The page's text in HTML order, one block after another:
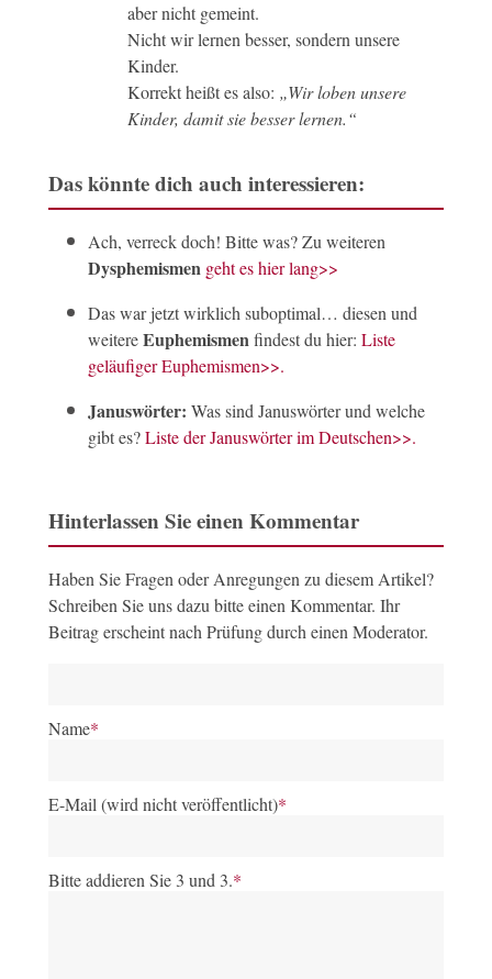
aber nicht gemeint.
Nicht wir lernen besser, sondern unsere
Kinder.
Korrekt heißt es also: „Wir loben unsere
Kinder, damit sie besser lernen.“
Das könnte dich auch interessieren:
Ach, verreck doch! Bitte was? Zu weiteren
Dysphemismen geht es hier lang>>
Das war jetzt wirklich suboptimal… diesen und
weitereEuphemismen findest du hier: Liste
geläufiger Euphemismen>>.
Januswörter: Was sind Januswörter und welche
gibt es?Liste der Januswörter im Deutschen>>.
Hinterlassen Sie einen Kommentar
Haben Sie Fragen oder Anregungen zu diesem Artikel?
Schreiben Sie uns dazu bitte einen Kommentar. Ihr
Beitrag erscheint nach Prüfung durch einen Moderator.
Name*
E-Mail (wird nicht veröffentlicht)*
Bitte addieren Sie 3 und 3.*